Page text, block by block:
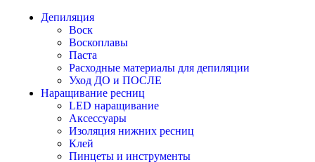
Депиляция
Воск
Воскоплавы
Паста
Расходные материалы для депиляции
Уход ДО и ПОСЛЕ
Наращивание ресниц
LED наращивание
Аксессуары
Изоляция нижних ресниц
Клей
Пинцеты и инструменты